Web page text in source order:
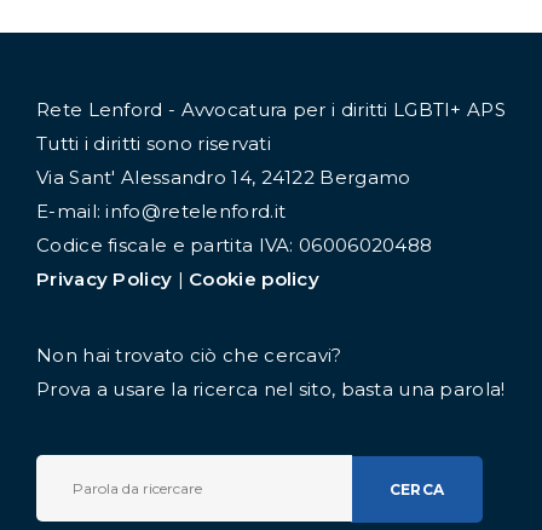
Rete Lenford - Avvocatura per i diritti LGBTI+ APS
Tutti i diritti sono riservati
Via Sant' Alessandro 14, 24122 Bergamo
E-mail: info@retelenford.it
Codice fiscale e partita IVA: 06006020488
Privacy Policy | Cookie policy
Non hai trovato ciò che cercavi?
Prova a usare la ricerca nel sito, basta una parola!
CERCA